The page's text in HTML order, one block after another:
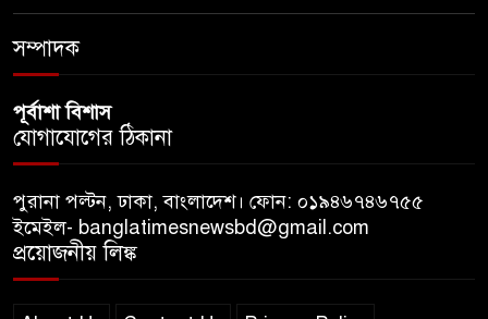
সম্পাদক
পূর্বাশা বিশাস
যোগাযোগের ঠিকানা
পুরানা পল্টন, ঢাকা, বাংলাদেশ। ফোন: ০১৯৪৬৭৪৬৭৫৫
ইমেইল- banglatimesnewsbd@gmail.com
প্রয়োজনীয় লিঙ্ক